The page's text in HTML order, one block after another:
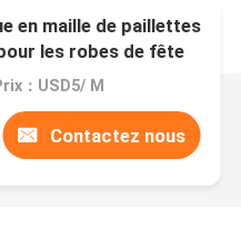
en maille de paillettes
les robes de fête
：USD5/ M
Contactez nous